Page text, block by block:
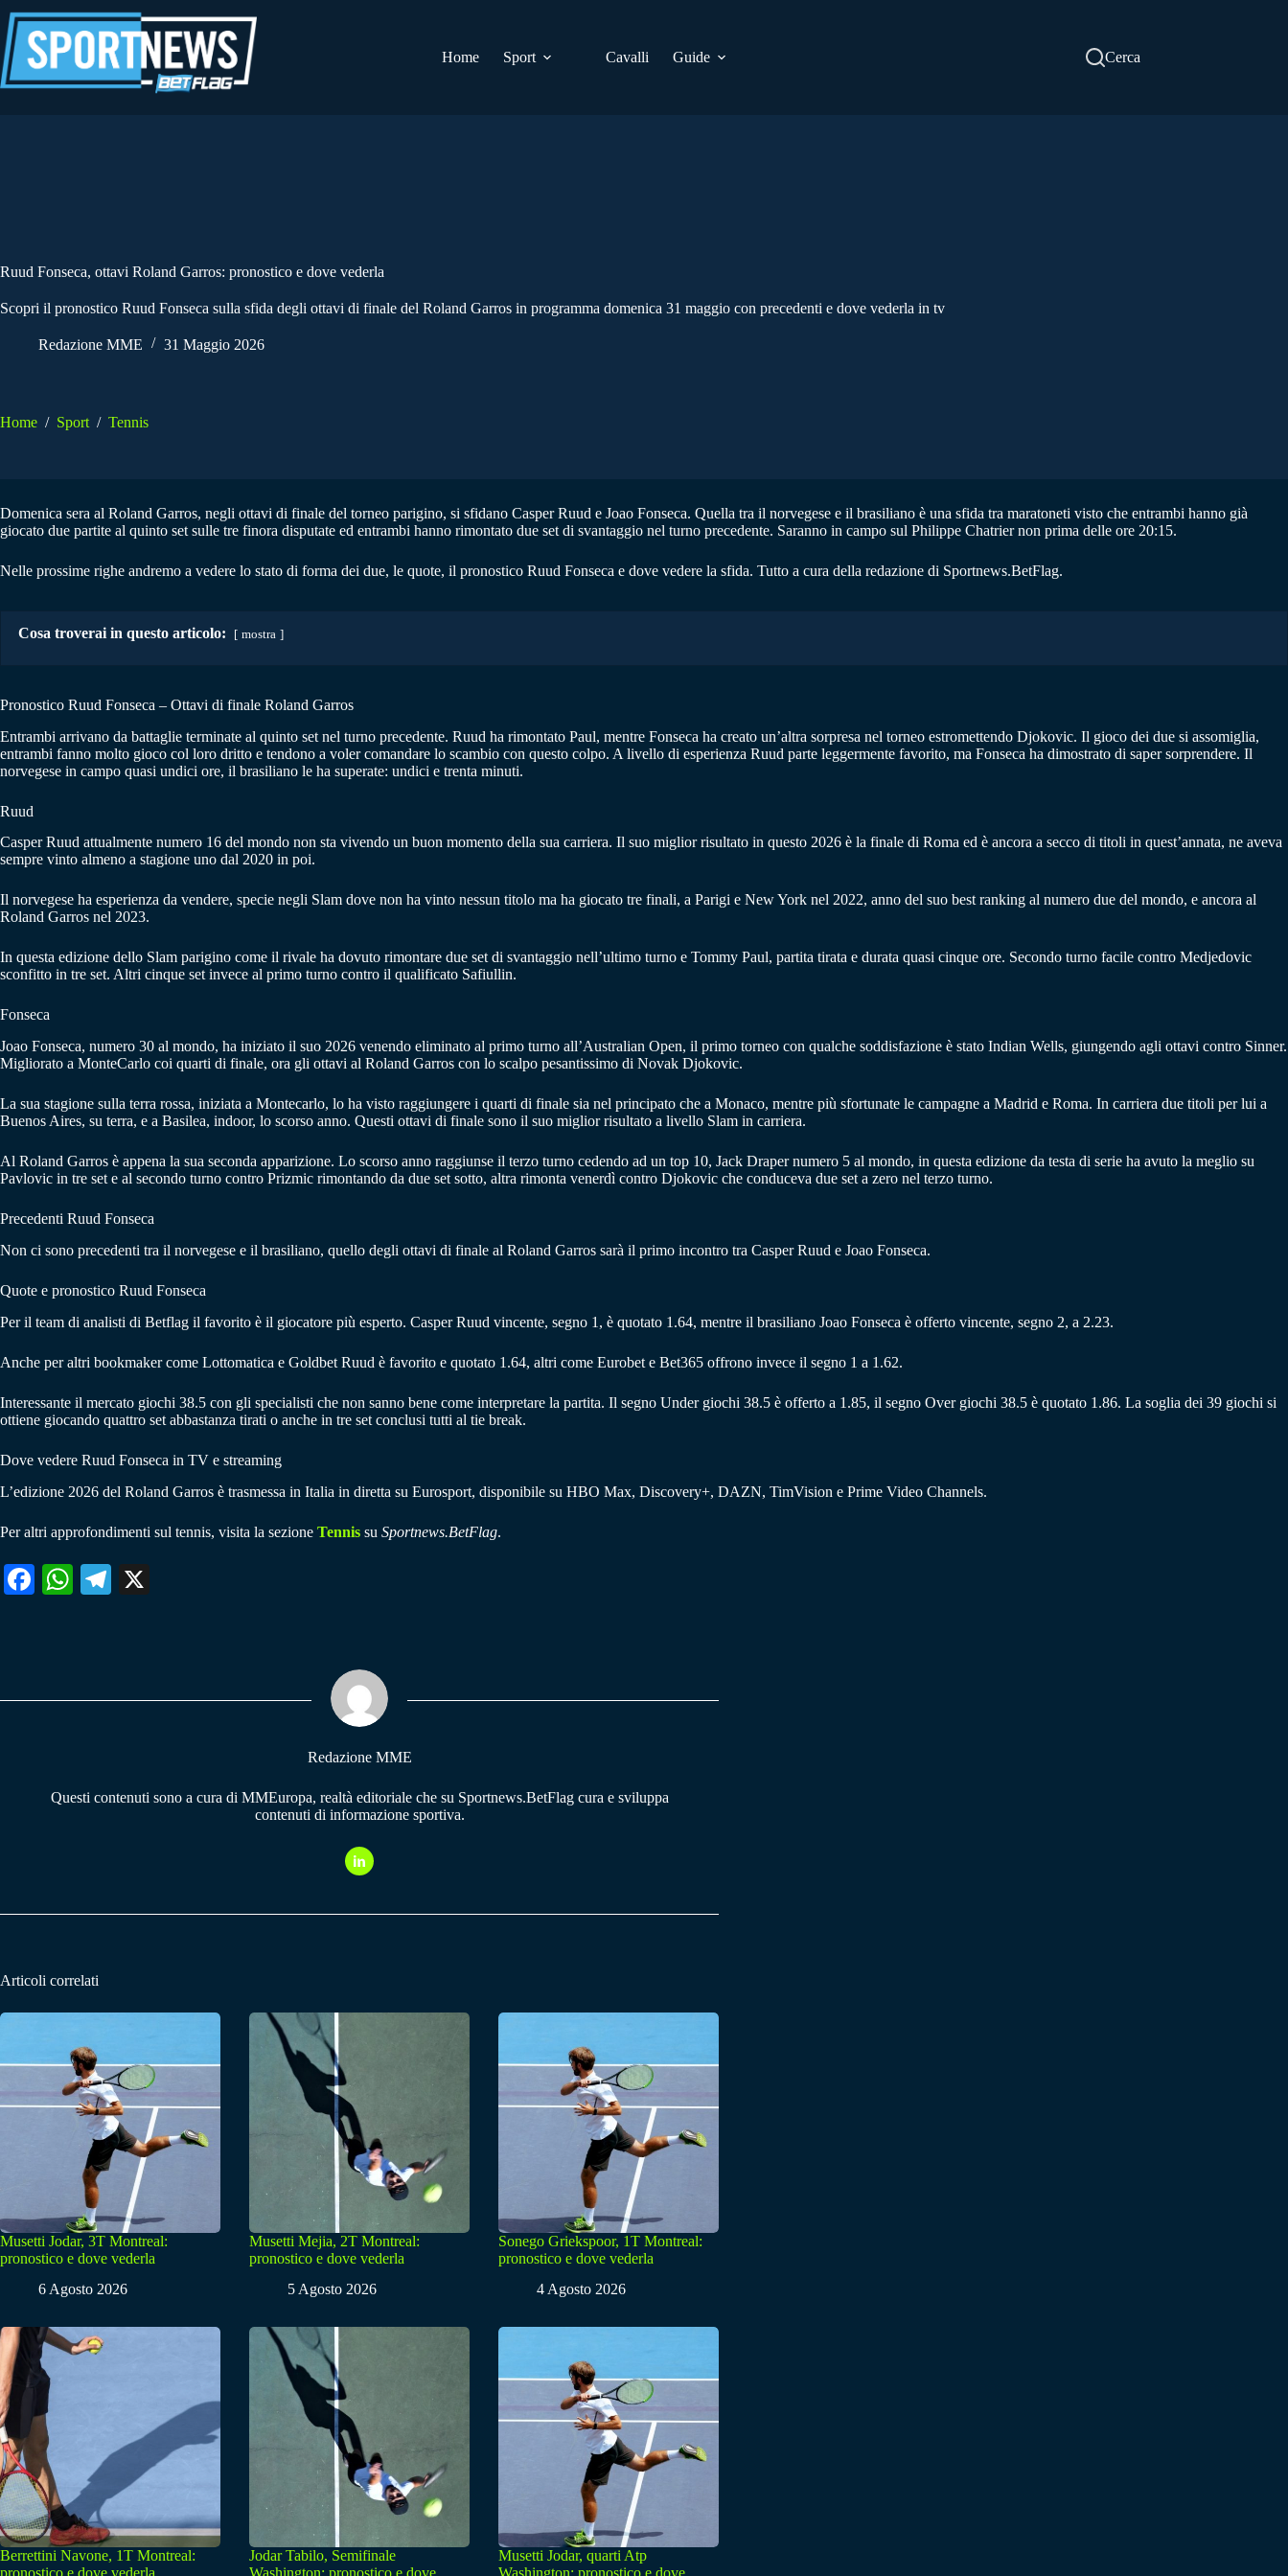
al
contenuto
Home
Sport Cavalli Guide Cerca
Ruud Fonseca, ottavi Roland Garros: pronostico e dove vederla
Scopri il pronostico Ruud Fonseca sulla sfida degli ottavi di finale del Roland Garros in programma domenica 31 maggio con precedenti e dove vederla in tv
Redazione MME 31 Maggio 2026
Home / Sport / Tennis
Domenica sera al Roland Garros, negli ottavi di finale del torneo parigino, si sfidano Casper Ruud e Joao Fonseca. Quella tra il norvegese e il brasiliano è una sfida tra maratoneti visto che entrambi hanno già
giocato due partite al quinto set sulle tre finora disputate ed entrambi hanno rimontato due set di svantaggio nel turno precedente. Saranno in campo sul Philippe Chatrier non prima delle ore 20:15.
Nelle prossime righe andremo a vedere lo stato di forma dei due, le quote, il pronostico Ruud Fonseca e dove vedere la sfida. Tutto a cura della redazione di Sportnews.BetFlag.
Cosa troverai in questo articolo: mostra
Pronostico Ruud Fonseca – Ottavi di finale Roland Garros
Entrambi arrivano da battaglie terminate al quinto set nel turno precedente. Ruud ha rimontato Paul, mentre Fonseca ha creato un’altra sorpresa nel torneo estromettendo Djokovic. Il gioco dei due si assomiglia,
entrambi fanno molto gioco col loro dritto e tendono a voler comandare lo scambio con questo colpo. A livello di esperienza Ruud parte leggermente favorito, ma Fonseca ha dimostrato di saper sorprendere. Il
norvegese in campo quasi undici ore, il brasiliano le ha superate: undici e trenta minuti.
Ruud
Casper Ruud attualmente numero 16 del mondo non sta vivendo un buon momento della sua carriera. Il suo miglior risultato in questo 2026 è la finale di Roma ed è ancora a secco di titoli in quest’annata, ne aveva
sempre vinto almeno a stagione uno dal 2020 in poi.
Il norvegese ha esperienza da vendere, specie negli Slam dove non ha vinto nessun titolo ma ha giocato tre finali, a Parigi e New York nel 2022, anno del suo best ranking al numero due del mondo, e ancora al
Roland Garros nel 2023.
In questa edizione dello Slam parigino come il rivale ha dovuto rimontare due set di svantaggio nell’ultimo turno e Tommy Paul, partita tirata e durata quasi cinque ore. Secondo turno facile contro Medjedovic
sconfitto in tre set. Altri cinque set invece al primo turno contro il qualificato Safiullin.
Fonseca
Joao Fonseca, numero 30 al mondo, ha iniziato il suo 2026 venendo eliminato al primo turno all’Australian Open, il primo torneo con qualche soddisfazione è stato Indian Wells, giungendo agli ottavi contro Sinner.
Migliorato a MonteCarlo coi quarti di finale, ora gli ottavi al Roland Garros con lo scalpo pesantissimo di Novak Djokovic.
La sua stagione sulla terra rossa, iniziata a Montecarlo, lo ha visto raggiungere i quarti di finale sia nel principato che a Monaco, mentre più sfortunate le campagne a Madrid e Roma. In carriera due titoli per lui a
Buenos Aires, su terra, e a Basilea, indoor, lo scorso anno. Questi ottavi di finale sono il suo miglior risultato a livello Slam in carriera.
Al Roland Garros è appena la sua seconda apparizione. Lo scorso anno raggiunse il terzo turno cedendo ad un top 10, Jack Draper numero 5 al mondo, in questa edizione da testa di serie ha avuto la meglio su
Pavlovic in tre set e al secondo turno contro Prizmic rimontando da due set sotto, altra rimonta venerdì contro Djokovic che conduceva due set a zero nel terzo turno.
Precedenti Ruud Fonseca
Non ci sono precedenti tra il norvegese e il brasiliano, quello degli ottavi di finale al Roland Garros sarà il primo incontro tra Casper Ruud e Joao Fonseca.
Quote e pronostico Ruud Fonseca
Per il team di analisti di Betflag il favorito è il giocatore più esperto. Casper Ruud vincente, segno 1, è quotato 1.64, mentre il brasiliano Joao Fonseca è offerto vincente, segno 2, a 2.23.
Anche per altri bookmaker come Lottomatica e Goldbet Ruud è favorito e quotato 1.64, altri come Eurobet e Bet365 offrono invece il segno 1 a 1.62.
Interessante il mercato giochi 38.5 con gli specialisti che non sanno bene come interpretare la partita. Il segno Under giochi 38.5 è offerto a 1.85, il segno Over giochi 38.5 è quotato 1.86. La soglia dei 39 giochi si
ottiene giocando quattro set abbastanza tirati o anche in tre set conclusi tutti al tie break.
Dove vedere Ruud Fonseca in TV e streaming
L’edizione 2026 del Roland Garros è trasmessa in Italia in diretta su Eurosport, disponibile su HBO Max, Discovery+, DAZN, TimVision e Prime Video Channels.
Per altri approfondimenti sul tennis, visita la sezione Tennis su Sportnews.BetFlag.
Fa W
pp
Te
m
Redazione MME
Questi contenuti sono a cura di MMEuropa, realtà editoriale che su Sportnews.BetFlag cura e sviluppa
contenuti di informazione sportiva.
Articoli correlati
Musetti Jodar, 3T Montreal:
pronostico e dove vederla
6 Agosto 2026
Musetti Mejia, 2T Montreal:
pronostico e dove vederla
5 Agosto 2026
Sonego Griekspoor, 1T Montreal:
pronostico e dove vederla
4 Agosto 2026
Berrettini Navone, 1T Montreal:
Jodar Tabilo, Semifinale
Musetti Jodar, quarti Atp